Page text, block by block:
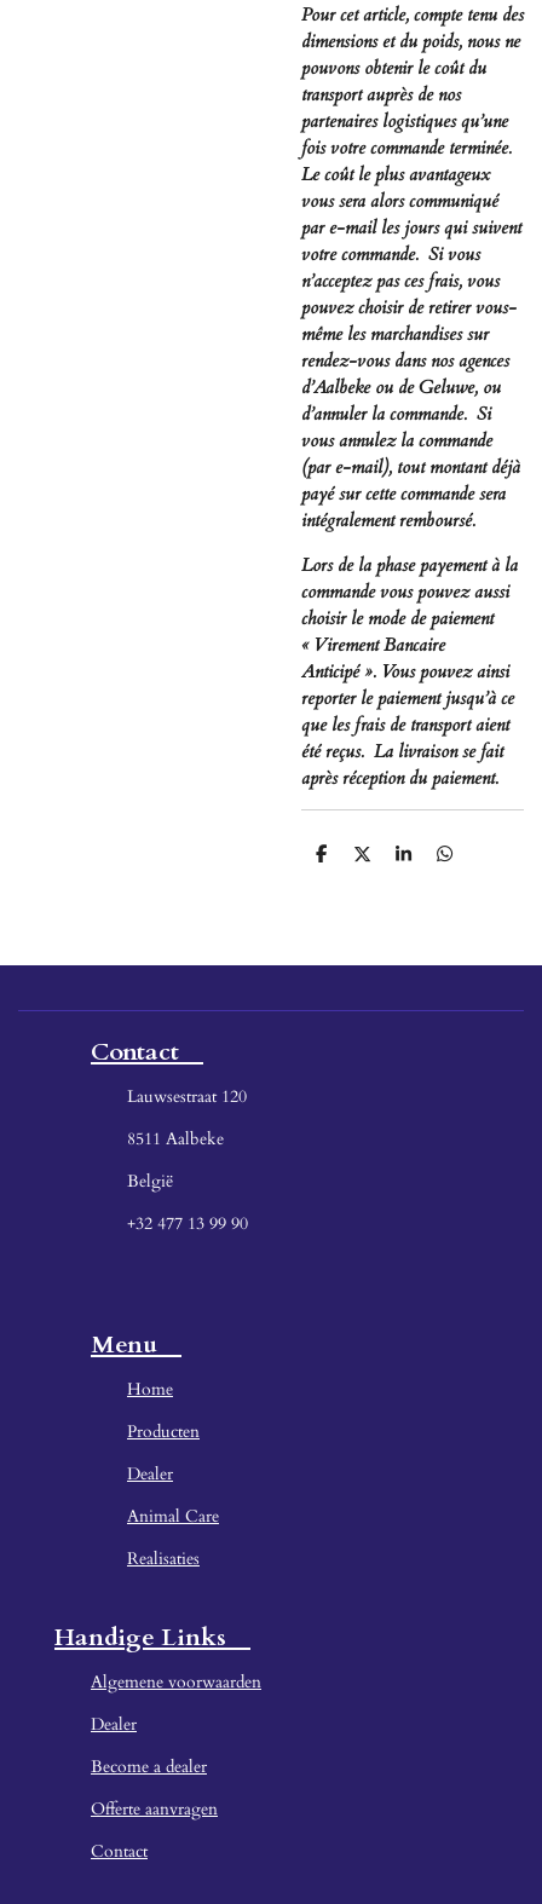
Pour cet article, compte tenu des
dimensions et du poids, nous ne
pouvons obtenir le coût du
transport auprès de nos
partenaires logistiques qu’une
fois votre commande terminée.
Le coût le plus avantageux
vous sera alors communiqué
par e-mail les jours qui suivent
votre commande. Si vous
n’acceptez pas ces frais, vous
pouvez choisir de retirer vous-
même les marchandises sur
rendez-vous dans nos agences
d’Aalbeke ou de Geluwe, ou
d’annuler la commande. Si
vous annulez la commande
(par e-mail), tout montant déjà
payé sur cette commande sera
intégralement remboursé.
Lors de la phase payement à la
commande vous pouvez aussi
choisir le mode de paiement
« Virement Bancaire
Anticipé ». Vous pouvez ainsi
reporter le paiement jusqu’à ce
que les frais de transport aient
été reçus. La livraison se fait
après réception du paiement.
D
D
S
D
Contact
Lauwsestraat 120
8511 Aalbeke
België
+32 477 13 99 90
Menu
Home
Producten
Dealer
Animal Care
Realisaties
Handige Links
Algemene voorwaarden
Dealer
Become a dealer
Offerte aanvragen
Contact